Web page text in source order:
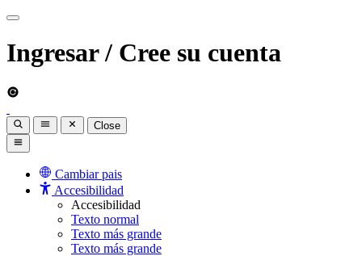
Ingresar / Cree su cuenta
Close
Cambiar pais
Accesibilidad
Accesibilidad
Texto normal
Texto más grande
Texto más grande